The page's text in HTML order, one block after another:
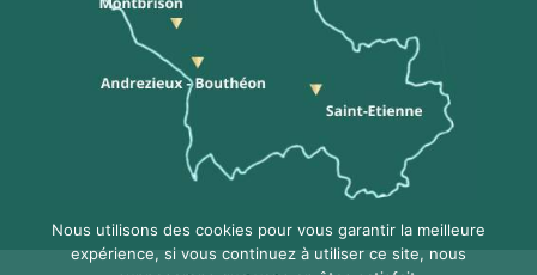
Nous utilisons des cookies pour vous garantir la meilleure
expérience, si vous continuez à utiliser ce site, nous